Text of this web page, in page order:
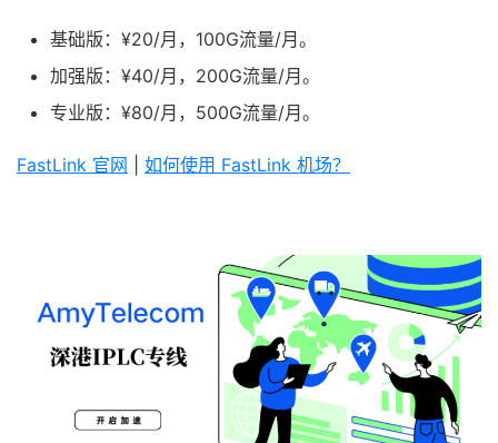
基础版：¥20/月，100G流量/月。
加强版：¥40/月，200G流量/月。
专业版：¥80/月，500G流量/月。
FastLink 官网 如何使用 FastLink 机场？